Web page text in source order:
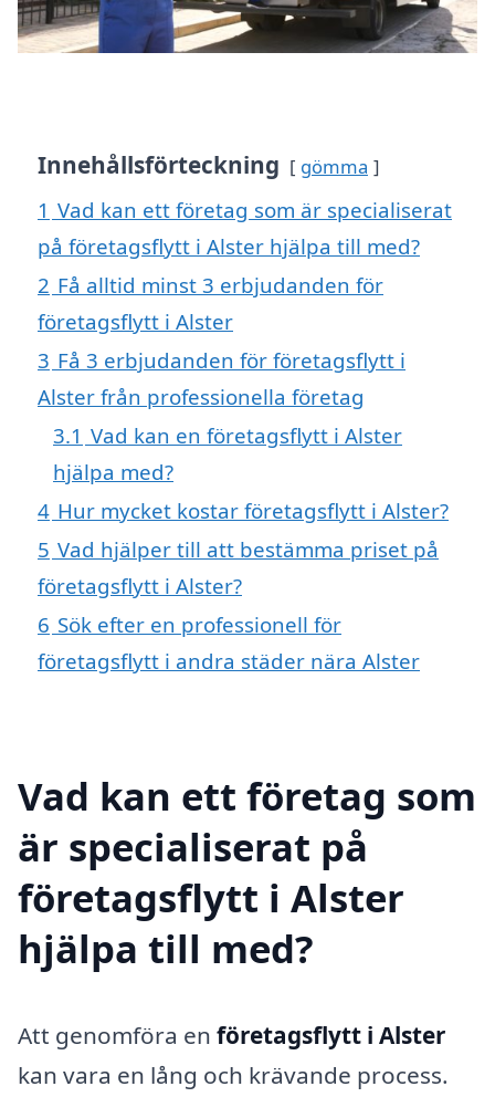
Innehållsförteckning gömma
1 Vad kan ett företag som är specialiserat
på företagsflytt i Alster hjälpa till med?
2 Få alltid minst 3 erbjudanden för
företagsflytt i Alster
3 Få 3 erbjudanden för företagsflytt i
Alster från professionella företag
3.1 Vad kan en företagsflytt i Alster
hjälpa med?
4 Hur mycket kostar företagsflytt i Alster?
5 Vad hjälper till att bestämma priset på
företagsflytt i Alster?
6 Sök efter en professionell för
företagsflytt i andra städer nära Alster
Vad kan ett företag som
är specialiserat på
företagsflytt i Alster
hjälpa till med?
Att genomföra en företagsflytt i Alster
kan vara en lång och krävande process.